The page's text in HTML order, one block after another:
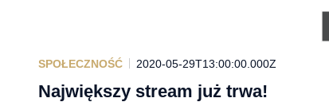
SPOŁECZNOŚĆ 2020-05-29T13:00:00.000Z
Największy stream już trwa!